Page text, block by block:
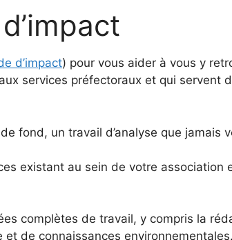
d’impact) pour vous aider à vous y
services préfectoraux et qui servent
fond, un travail d’analyse que jamais
existant au sein de votre association
complètes de travail, y compris la
et de connaissances environnementales.